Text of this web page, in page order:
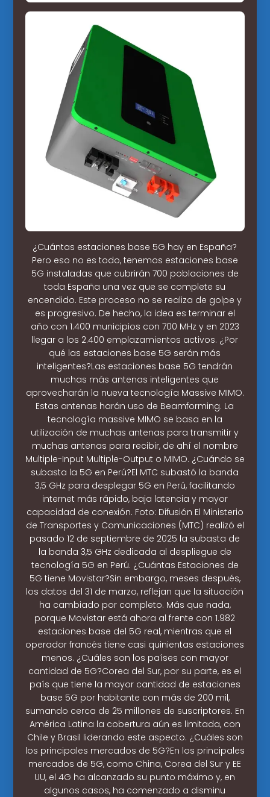
¿Cuántas estaciones base 5G hay en España?
Pero eso no es todo, tenemos estaciones base
5G instaladas que cubrirán 700 poblaciones de
toda España una vez que se complete su
encendido. Este proceso no se realiza de golpe y
es progresivo. De hecho, la idea es terminar el
año con 1.400 municipios con 700 MHz y en 2023
llegar a los 2.400 emplazamientos activos. ¿Por
qué las estaciones base 5G serán más
inteligentes?Las estaciones base 5G tendrán
muchas más antenas inteligentes que
aprovecharán la nueva tecnología Massive MIMO.
Estas antenas harán uso de Beamforming. La
tecnología massive MIMO se basa en la
utilización de muchas antenas para transmitir y
muchas antenas para recibir, de ahí el nombre
Multiple-Input Multiple-Output o MIMO. ¿Cuándo se
subasta la 5G en Perú?El MTC subastó la banda
3,5 GHz para desplegar 5G en Perú, facilitando
internet más rápido, baja latencia y mayor
capacidad de conexión. Foto: Difusión El Ministerio
de Transportes y Comunicaciones (MTC) realizó el
pasado 12 de septiembre de 2025 la subasta de
la banda 3,5 GHz dedicada al despliegue de
tecnología 5G en Perú. ¿Cuántas Estaciones de
5G tiene Movistar?Sin embargo, meses después,
los datos del 31 de marzo, reflejan que la situación
ha cambiado por completo. Más que nada,
porque Movistar está ahora al frente con 1.982
estaciones base del 5G real, mientras que el
operador francés tiene casi quinientas estaciones
menos. ¿Cuáles son los países con mayor
cantidad de 5G?Corea del Sur, por su parte, es el
país que tiene la mayor cantidad de estaciones
base 5G por habitante con más de 200 mil,
sumando cerca de 25 millones de suscriptores. En
América Latina la cobertura aún es limitada, con
Chile y Brasil liderando este aspecto. ¿Cuáles son
los principales mercados de 5G?En los principales
mercados de 5G, como China, Corea del Sur y EE
UU, el 4G ha alcanzado su punto máximo y, en
algunos casos, ha comenzado a disminu